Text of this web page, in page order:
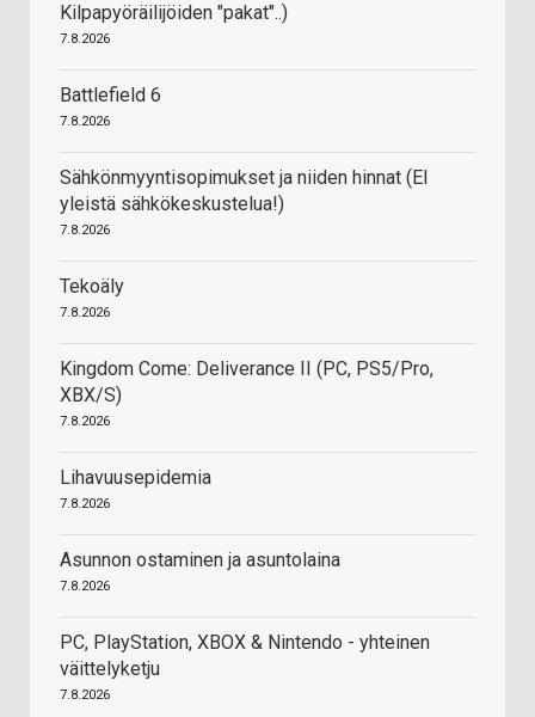
Kilpapyöräilijöiden "pakat"..)
7.8.2026
Battlefield 6
7.8.2026
Sähkönmyyntisopimukset ja niiden hinnat (EI
yleistä sähkökeskustelua!)
7.8.2026
Tekoäly
7.8.2026
Kingdom Come: Deliverance II (PC, PS5/Pro,
XBX/S)
7.8.2026
Lihavuusepidemia
7.8.2026
Asunnon ostaminen ja asuntolaina
7.8.2026
PC, PlayStation, XBOX & Nintendo - yhteinen
väittelyketju
7.8.2026